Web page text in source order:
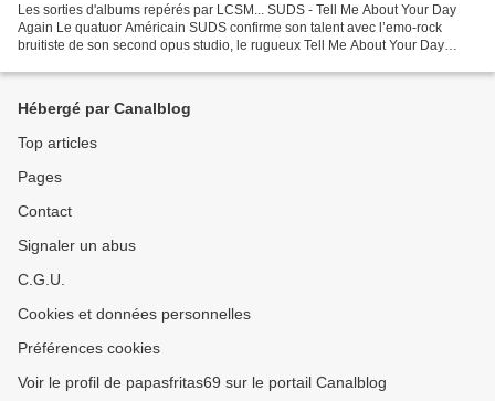
Les sorties d'albums repérés par LCSM... SUDS - Tell Me About Your Day
Again Le quatuor Américain SUDS confirme son talent avec l’emo-rock
bruitiste de son second opus studio, le rugueux Tell Me About Your Day
Hébergé par Canalblog
Top articles
Pages
Contact
Signaler un abus
C.G.U.
Cookies et données personnelles
Préférences cookies
Voir le profil de papasfritas69 sur le portail Canalblog